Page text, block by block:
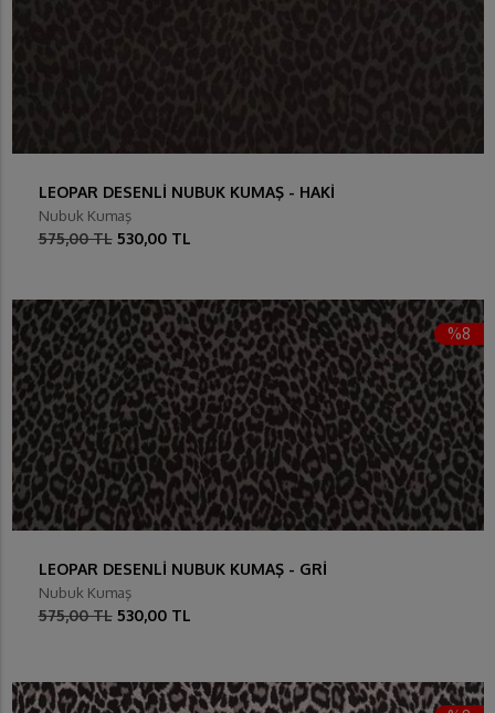
LEOPAR DESENLİ NUBUK KUMAŞ - HAKİ
Nubuk Kumaş
575,00 TL 530,00 TL
%8
LEOPAR DESENLİ NUBUK KUMAŞ - GRİ
Nubuk Kumaş
575,00 TL 530,00 TL